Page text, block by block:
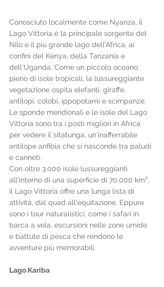
Conosciuto localmente come Nyanza, il
Lago Vittoria è la principale sorgente del
Nilo e il più grande lago dell'Africa, ai
confini del Kenya, della Tanzania e
dell'Uganda. Come un piccolo oceano
pieno di isole tropicali, la lussureggiante
vegetazione ospita elefanti, giraffe,
antilopi, colobi, ippopotami e scimpanzé.
Le sponde meridionali e le isole del Lago
Vittoria sono tra i posti migliori in Africa
per vedere il sitatunga, un'inafferrabile
antilope anfibia che si nasconde tra paludi
e canneti.
Con oltre 3.000 isole lussureggianti
all'interno di una superficie di 70.000 km²,
il Lago Vittoria offre una lunga lista di
attività, dal quad all'equitazione. Eppure
sono i tour naturalistici, come i safari in
barca a vela, escursioni nelle zone umide
e battute di pesca che rendono le
avventure più memorabili.
Lago Kariba